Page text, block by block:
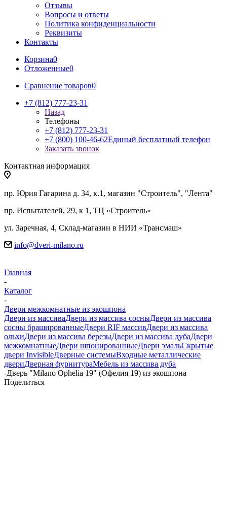
Отзывы
Вопросы и ответы
Политика конфиденциальности
Реквизиты
Контакты
Корзина0
Отложенные0
Сравнение товаров0
+7 (812) 777-23-31
Назад
Телефоны
+7 (812) 777-23-31
+7 (800) 100-46-62Единый бесплатный телефон
Заказать звонок
Контактная информация
пр. Юрия Гагарина д. 34, к.1, магазин "Строитель", "Лента"
пр. Испытателей, 29, к 1, ТЦ «Строитель»
ул. Заречная, 4, Склад-магазин в НИИ «Трансмаш»
info@dveri-milano.ru
Главная
-
Каталог
-
Двери межкомнатные из экошпона
Двери из массиваДвери из массива сосныДвери из массива
сосны брашированныеДвери RIF массивДвери из массива
ольхиДвери из массива березыДвери из массива дубаДвери
межкомнатныеДвери шпонированныеДвери эмальСкрытые
двери InvisibleДверные системыВходные металлические
двериДверная фурнитураМебель из массива дуба
-Дверь "Milano Ophelia 19" (Офелия 19) из экошпона
Поделиться